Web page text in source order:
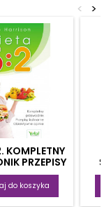
>
<
KOMPLETNY
PRZEPISY
OPINIE
do koszyka